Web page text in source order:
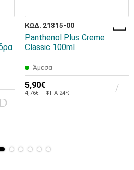
ΚΩΔ. 21815-00
Panthenol Plus Creme
Classic 100ml
Άμεσα
5,90€
4,76€ + ΦΠΑ 24%